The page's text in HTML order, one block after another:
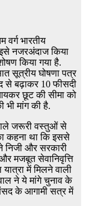
भारतीय
नजरअंदाज किया
किया गया है.
सूत्रीय घोषणा पत्र
से बढ़ाकर 10 फीसदी
छूट की सीमा को
मांग की है.
जरूरी वस्तुओं से
कहना था कि इससे
निजी और सरकारी
मजबूत सेवानिवृत्ति
में मिलने वाली
ने ये मांगे चुनाव के
के आगामी सत्र में